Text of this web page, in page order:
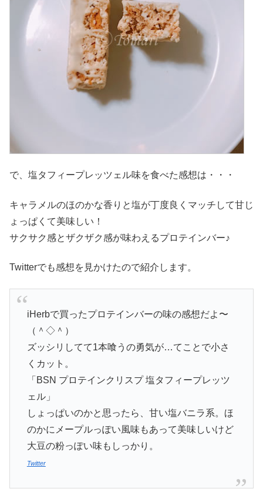
で、塩タフィープレッツェル味を食べた感想は・・・
キャラメルのほのかな香りと塩が丁度良くマッチして甘じ
ょっぱくて美味しい！
サクサク感とザクザク感が味わえるプロテインバー♪
Twitterでも感想を見かけたので紹介します。
iHerbで買ったプロテインバーの味の感想だよ〜
（＾◇＾）
ズッシリしてて1本喰うの勇気が…てことで小さ
くカット。
「BSN プロテインクリスプ 塩タフィープレッツ
ェル」
しょっぱいのかと思ったら、甘い塩バニラ系。ほ
のかにメープルっぽい風味もあって美味しいけど
大豆の粉っぽい味もしっかり。
Twitter